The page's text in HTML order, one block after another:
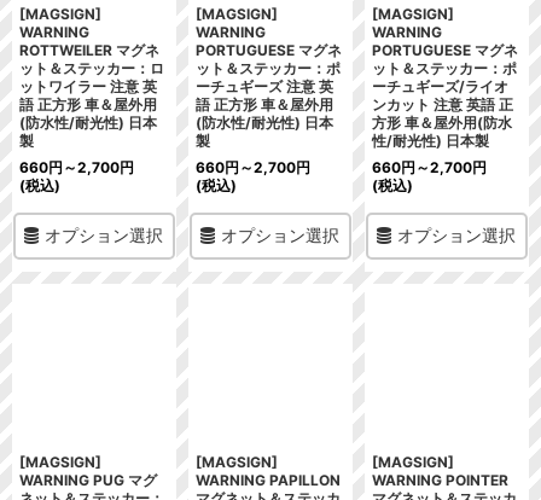
[MAGSIGN]
WARNING
ROTTWEILER マグネ
ット＆ステッカー：ロ
ットワイラー 注意 英
語 正方形 車＆屋外用
(防水性/耐光性) 日本
製
660円 ～2,700円
(税込)
オプション選択
[MAGSIGN]
WARNING
PORTUGUESE マグネ
ット＆ステッカー：ポ
ーチュギーズ 注意 英
語 正方形 車＆屋外用
(防水性/耐光性) 日本
製
660円 ～2,700円
(税込)
オプション選択
[MAGSIGN]
WARNING
PORTUGUESE マグネ
ット＆ステッカー：ポ
ーチュギーズ/ライオ
ンカット 注意 英語 正
方形 車＆屋外用(防水
性/耐光性) 日本製
660円 ～2,700円
(税込)
オプション選択
[MAGSIGN]
WARNING PUG マグ
[MAGSIGN]
WARNING PAPILLON
[MAGSIGN]
WARNING POINTER